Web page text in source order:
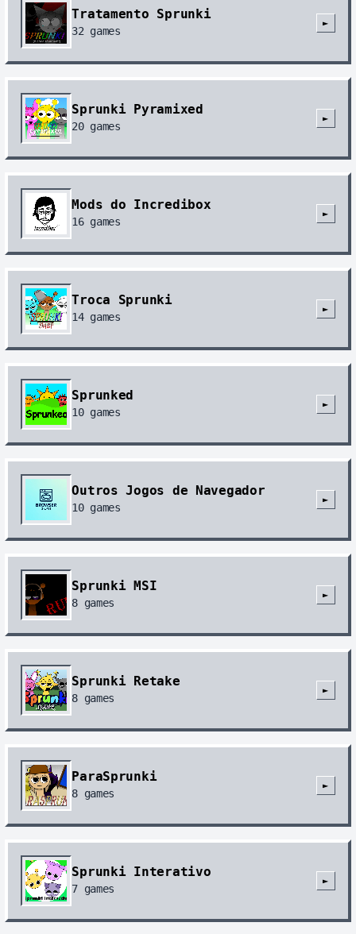
Tratamento Sprunki
32 games
►
Sprunki Pyramixed
20games
►
Mods do Incredibox
16games
►
Troca Sprunki
14games
►
Sprunked
10games
►
Outros Jogos de Navegador
10games
►
Sprunki MSI
8 games
►
Sprunki Retake
8 games
►
ParaSprunki
8 games
►
Sprunki Interativo
7 games
►